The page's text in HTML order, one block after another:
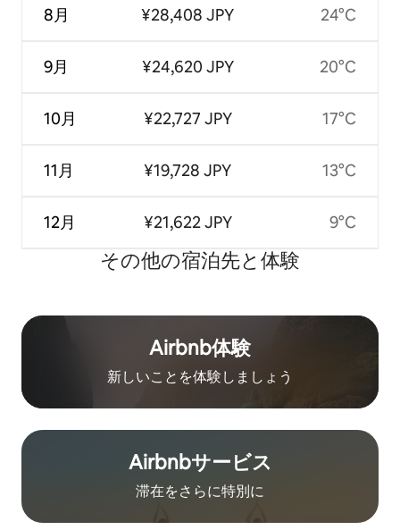
8月
9月
10月
11月
12月
¥28,408 JPY
¥24,620 JPY
¥22,727 JPY
¥19,728 JPY
¥21,622 JPY
24°C
20°C
17°C
13°C
9°C
その他の宿⁠泊⁠先と体⁠験
Airbnb体験
新しいことを体験しましょう
Airbnb⁠サ⁠ー⁠ビ⁠ス
滞在をさ⁠ら⁠に特⁠別⁠に